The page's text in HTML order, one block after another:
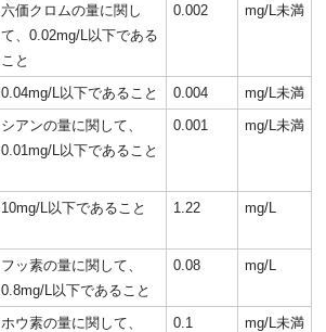
六価クロムの量に関し
て、0.02mg/L以下である
こと
0.002 mg/L未満
0.04mg/L以下であること 0.004
mg/L未満
シアンの量に関して、
0.01mg/L以下であること
0.001 mg/L未満
10mg/L以下であること 1.22 mg/L
フッ素の量に関して、
0.8mg/L以下であること
0.08 mg/L
ホウ素の量に関して、
0.1 mg/L未満